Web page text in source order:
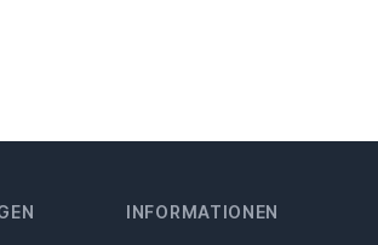
INFORMATIONEN